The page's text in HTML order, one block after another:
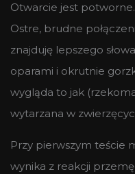
Otwarcie jest potworne.
Ostre, brudne
znajduję lepszego
oparami i okrutnie
wygląda to jak
wytarzana w
Przy pierwszym teście
wynika z reakcji